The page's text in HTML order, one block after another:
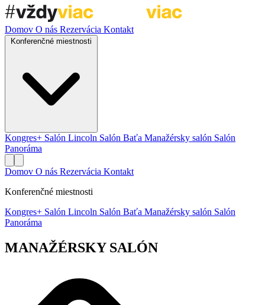
Domov O nás Rezervácia Kontakt
Kongres+ Salón Lincoln Salón Baťa Manažérsky salón Salón
Panoráma
Domov O nás Rezervácia Kontakt
Konferenčné miestnosti
Kongres+ Salón Lincoln Salón Baťa Manažérsky salón Salón
Panoráma
MANAŽÉRSKY SALÓN